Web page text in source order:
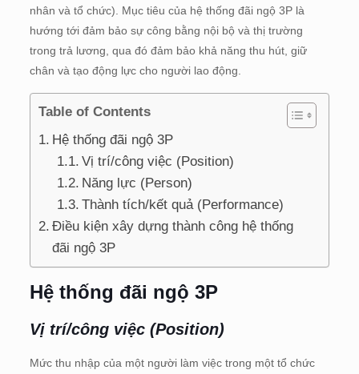
nhân và tổ chức). Mục tiêu của hệ thống đãi ngộ 3P là
hướng tới đảm bảo sự công bằng nội bộ và thị trường
trong trả lương, qua đó đảm bảo khả năng thu hút, giữ
chân và tạo động lực cho người lao động.
Table of Contents
Hệ thống đãi ngộ 3P
Vị trí/công việc (Position)
Năng lực (Person)
Thành tích/kết quả (Performance)
Điều kiện xây dựng thành công hệ thống
đãi ngộ 3P
Hệ thống đãi ngộ 3P
Vị trí/công việc (Position)
Mức thu nhập của một người làm việc trong một tổ chức